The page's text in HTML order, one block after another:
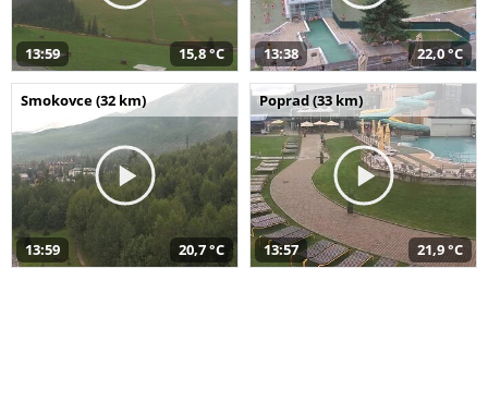
13:59 15,8 °C 13:38 22,0 °C
Smokovce (32 km)
13:59 20,7 °C
Poprad (33 km)
13:57 21,9 °C